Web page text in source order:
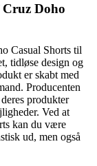
Doho
Casual Shorts til
tidløse design og
er skabt med
Producenten
produkter
Ved at
kan du være
ud, men også